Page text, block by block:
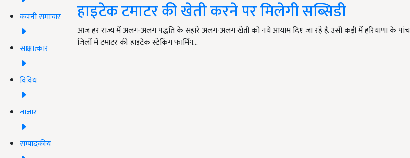
कंपनी समाचार
साक्षात्कार
विविध
बाजार
सम्पादकीय
हाइटेक टमाटर की खेती करने पर मिलेगी सब्सिडी
आज हर राज्य में अलग-अलग पद्धति के सहारे अलग-अलग खेती को नये आयाम दिए जा रहे है. उसी कड़ी में हरियाणा के पांच
जिलों में टमाटर की हाइटेक स्टेकिंग फार्मिग…